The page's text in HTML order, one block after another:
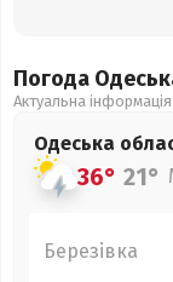
Погода
Актуальна
Одеська
36° 21°
Березівка